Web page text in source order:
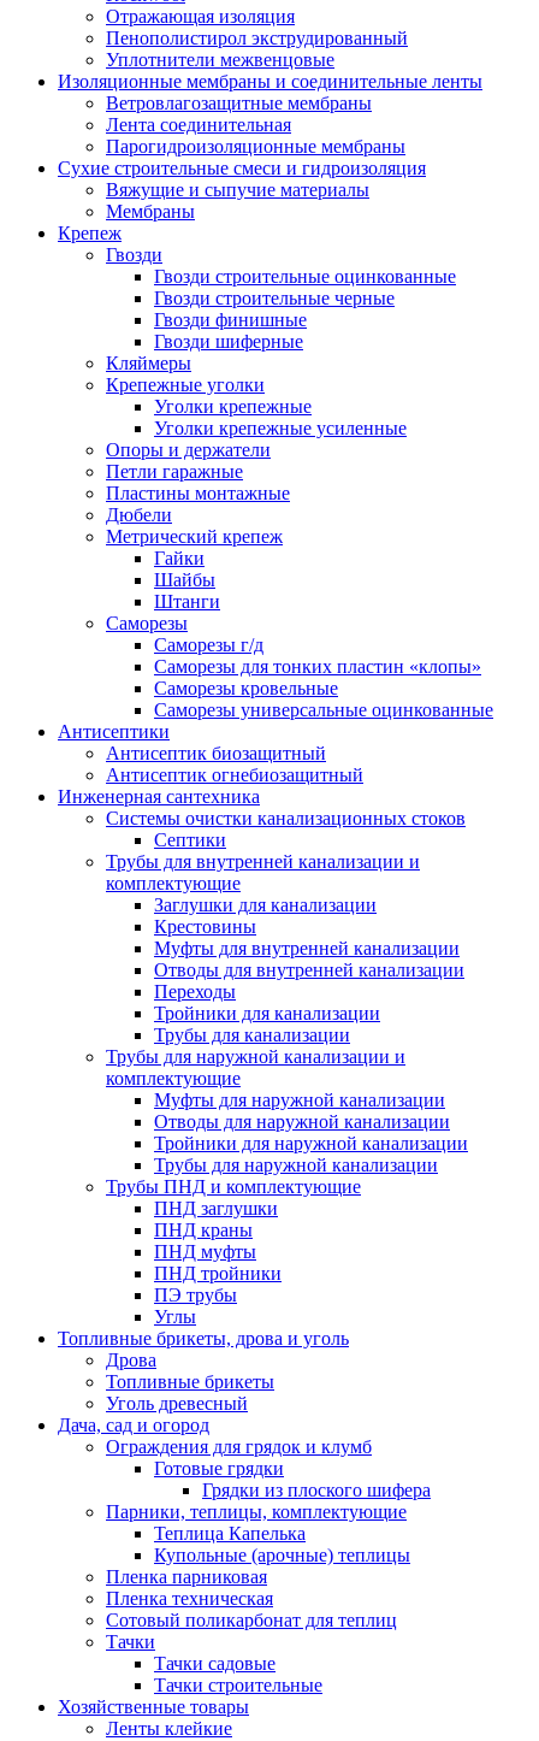
Отражающая изоляция
Пенополистирол экструдированный
Уплотнители межвенцовые
Изоляционные мембраны и соединительные ленты
Ветровлагозащитные мембраны
Лента соединительная
Парогидроизоляционные мембраны
Сухие строительные смеси и гидроизоляция
Вяжущие и сыпучие материалы
Мембраны
Крепеж
Гвозди
Гвозди строительные оцинкованные
Гвозди строительные черные
Гвозди финишные
Гвозди шиферные
Кляймеры
Крепежные уголки
Уголки крепежные
Уголки крепежные усиленные
Опоры и держатели
Петли гаражные
Пластины монтажные
Дюбели
Метрический крепеж
Гайки
Шайбы
Штанги
Саморезы
Саморезы г/д
Саморезы для тонких пластин «клопы»
Саморезы кровельные
Саморезы универсальные оцинкованные
Антисептики
Антисептик биозащитный
Антисептик огнебиозащитный
Инженерная сантехника
Системы очистки канализационных стоков
Септики
Трубы для внутренней канализации и
комплектующие
Заглушки для канализации
Крестовины
Муфты для внутренней канализации
Отводы для внутренней канализации
Переходы
Тройники для канализации
Трубы для канализации
Трубы для наружной канализации и
комплектующие
Муфты для наружной канализации
Отводы для наружной канализации
Тройники для наружной канализации
Трубы для наружной канализации
Трубы ПНД и комплектующие
ПНД заглушки
ПНД краны
ПНД муфты
ПНД тройники
ПЭ трубы
Углы
Топливные брикеты, дрова и уголь
Дрова
Топливные брикеты
Уголь древесный
Дача, сад и огород
Ограждения для грядок и клумб
Готовые грядки
Грядки из плоского шифера
Парники, теплицы, комплектующие
Теплица Капелька
Купольные (арочные) теплицы
Пленка парниковая
Пленка техническая
Сотовый поликарбонат для теплиц
Тачки
Тачки садовые
Тачки строительные
Хозяйственные товары
Ленты клейкие